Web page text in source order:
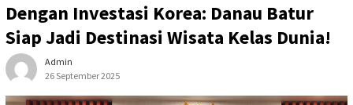
Dengan Investasi Korea: Danau Batur
Siap Jadi Destinasi Wisata Kelas Dunia!
Admin
26 September 2025